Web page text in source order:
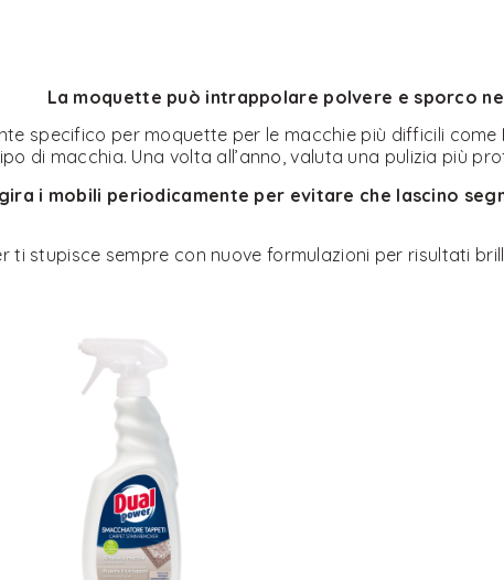
La moquette può intrappolare polvere e sporco
specifico per moquette per le macchie più difficili come
di macchia. Una volta all’anno, valuta una pulizia più
i mobili periodicamente per evitare che lascino
ti stupisce sempre con nuove formulazioni per risultati